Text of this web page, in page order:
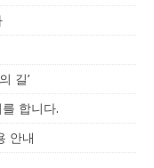
길’
합니다.
안내